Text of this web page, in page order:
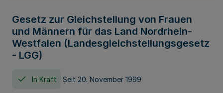
Gesetz zur Gleichstellung von Frauen
und Männern für das Land Nordrhein-
Westfalen (Landesgleichstellungsgesetz
- LGG)
In Kraft Seit 20. November 1999